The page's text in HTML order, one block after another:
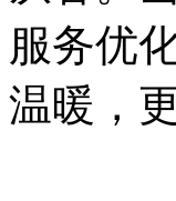
服务优
温暖，